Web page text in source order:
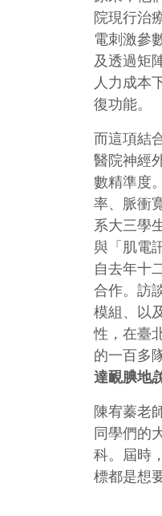
院現行治
電刺激參
及透過矩
人力成本
復功能。
而這項結
醫院神經
數精準度
率、脈衝
系大三學
與「肌電
自去年十
合作。訪
模組、以
性，在臺
的一百多
達靦腆地
陳宥蓁老
同學們的
科。屆時
標都是想